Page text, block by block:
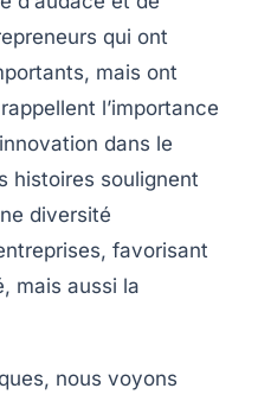
qui ont
mais ont
l’importance
innovation dans le
histoires soulignent
diversité
favorisant
mais aussi la
nous voyons